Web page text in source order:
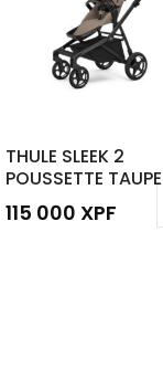
THULE SLEEK 2
POUSSETTE TAUPE
115 000 XPF